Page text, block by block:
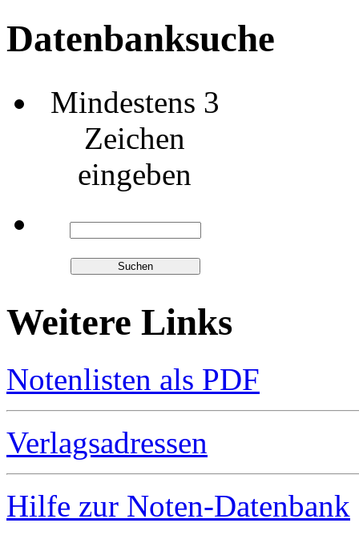
Datenbanksuche
Mindestens 3
Zeichen
eingeben
Weitere Links
Notenlisten als PDF
Verlagsadressen
Hilfe zur Noten-Datenbank